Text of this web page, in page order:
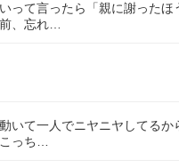
って言ったら「親に謝ったほ
、忘れ…
いて一人でニヤニヤしてるか
っち…